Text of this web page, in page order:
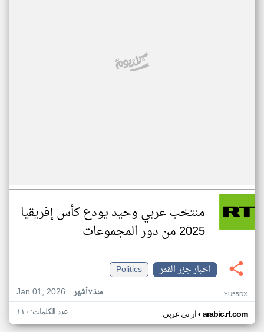
منتخب عربي وحيد يودع كأس إفريقيا
2025 من دور المجموعات
اخبار جزر القمر
Politics
Jan 01, 2026
منذ ٧ أشهر YU55DX
ار تي عربي• arabic.rt.com عدد الكلمات: ١١٠